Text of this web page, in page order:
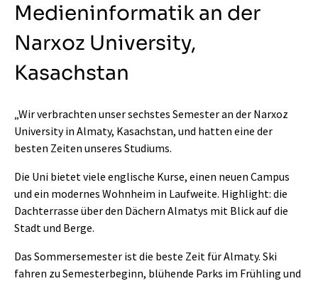
Medieninformatik an der
Narxoz University,
Kasachstan
„Wir verbrachten unser sechstes Semester an der Narxoz
University in Almaty, Kasachstan, und hatten eine der
besten Zeiten unseres Studiums.
Die Uni bietet viele englische Kurse, einen neuen Campus
und ein modernes Wohnheim in Laufweite. Highlight: die
Dachterrasse über den Dächern Almatys mit Blick auf die
Stadt und Berge.
Das Sommersemester ist die beste Zeit für Almaty. Ski
fahren zu Semesterbeginn, blühende Parks im Frühling und